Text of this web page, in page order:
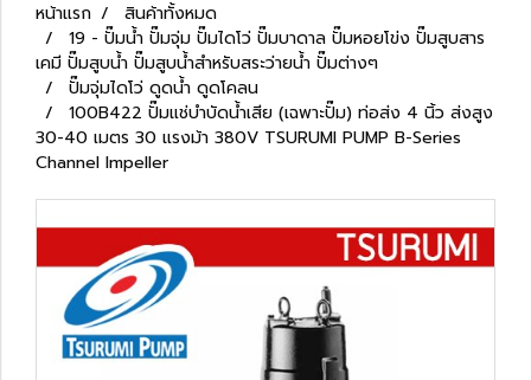
หน้าแรก
สินค้าทั้งหมด
19 - ปั๊มน้ำ ปั๊มจุ่ม ปั๊มไดโว่ ปั๊มบาดาล ปั๊มหอยโข่ง ปั๊มสูบสาร
เคมี ปั๊มสูบน้ำ ปั๊มสูบน้ำสำหรับสระว่ายน้ำ ปั๊มต่างๆ
ปั๊มจุ่มไดโว่ ดูดน้ำ ดูดโคลน
100B422 ปั๊มแช่บำบัดน้ำเสีย (เฉพาะปั๊ม) ท่อส่ง 4 นิ้ว ส่งสูง
30-40 เมตร 30 แรงม้า 380V TSURUMI PUMP B-Series
Channel Impeller